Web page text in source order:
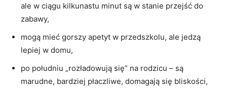
ale w ciągu kilkunastu minut są w stanie przejść do
zabawy,
mogą mieć gorszy apetyt w przedszkolu, ale jedzą
lepiej w domu,
po południu „rozładowują się” na rodzicu – są
marudne, bardziej płaczliwe, domagają się bliskości,